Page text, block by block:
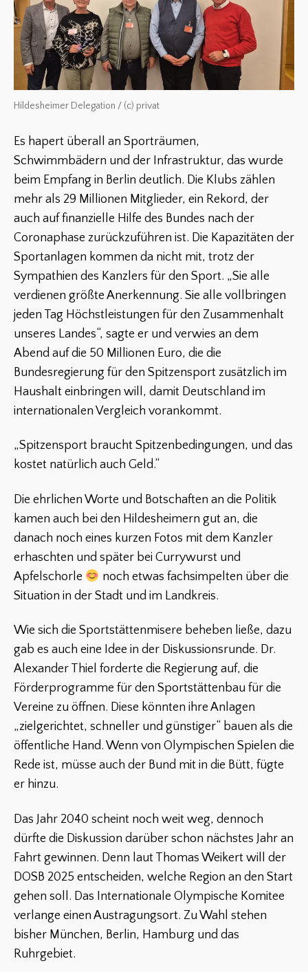
Hildesheimer Delegation / (c) privat
Es hapert überall an Sporträumen,
Schwimmbädern und der Infrastruktur, das wurde
beim Empfang in Berlin deutlich. Die Klubs zählen
mehr als 29 Millionen Mitglieder, ein Rekord, der
auch auf finanzielle Hilfe des Bundes nach der
Coronaphase zurückzuführen ist. Die Kapazitäten der
Sportanlagen kommen da nicht mit, trotz der
Sympathien des Kanzlers für den Sport. „Sie alle
verdienen größte Anerkennung. Sie alle vollbringen
jeden Tag Höchstleistungen für den Zusammenhalt
unseres Landes“, sagte er und verwies an dem
Abend auf die 50 Millionen Euro, die die
Bundesregierung für den Spitzensport zusätzlich im
Haushalt einbringen will, damit Deutschland im
internationalen Vergleich vorankommt.
„Spitzensport braucht Spitzenbedingungen, und das
kostet natürlich auch Geld.“
Die ehrlichen Worte und Botschaften an die Politik
kamen auch bei den Hildesheimern gut an, die
danach noch eines kurzen Fotos mit dem Kanzler
erhaschten und später bei Currywurst und
Apfelschorle
noch etwas fachsimpelten über die
Situation in der Stadt und im Landkreis.
Wie sich die Sportstättenmisere beheben ließe, dazu
gab es auch eine Idee in der Diskussionsrunde. Dr.
Alexander Thiel forderte die Regierung auf, die
Förderprogramme für den Sportstättenbau für die
Vereine zu öffnen. Diese könnten ihre Anlagen
„zielgerichtet, schneller und günstiger“ bauen als die
öffentliche Hand. Wenn von Olympischen Spielen die
Rede ist, müsse auch der Bund mit in die Bütt, fügte
er hinzu.
Das Jahr 2040 scheint noch weit weg, dennoch
dürfte die Diskussion darüber schon nächstes Jahr an
Fahrt gewinnen. Denn laut Thomas Weikert will der
DOSB 2025 entscheiden, welche Region an den Start
gehen soll. Das Internationale Olympische Komitee
verlange einen Austragungsort. Zu Wahl stehen
bisher München, Berlin, Hamburg und das
Ruhrgebiet.